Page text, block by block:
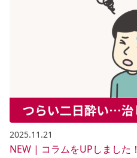
2025.11.21
NEW | コラムをUPしました！